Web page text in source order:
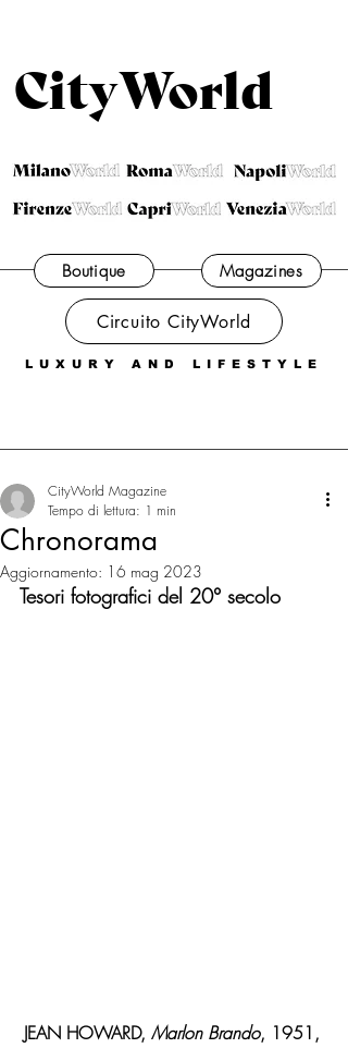
CityWorld
LUXURY AND LIFESTYLE
Magazines
Boutique
Circuito CityWorld
Chronorama
CityWorld Magazine
Tempo di lettura: 1 min
Aggiornamento: 16 mag 2023
Tesori fotografici del 20° secolo
JEAN HOWARD, Marlon Brando, 1951,